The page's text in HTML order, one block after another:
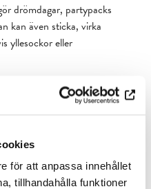
för att anpassa innehållet
tillhandahålla funktioner
drömdagar, partypacks
kan även sticka, virka
yllesockor eller